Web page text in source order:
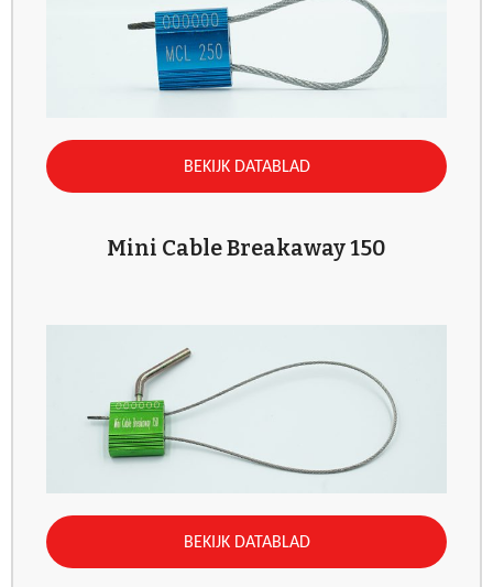
BEKIJK DATABLAD
Mini Cable Breakaway 150
BEKIJK DATABLAD